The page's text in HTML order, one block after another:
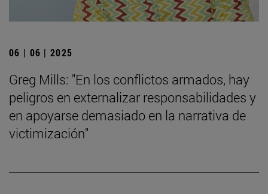
06 | 06 | 2025
Greg Mills: "En los conflictos armados, hay
peligros en externalizar responsabilidades y
en apoyarse demasiado en la narrativa de
victimización"